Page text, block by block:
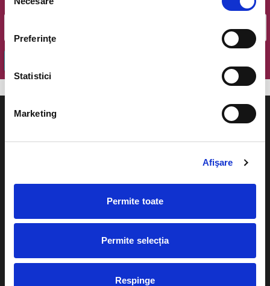
consimțământului
Preferinţe
Statistici
Marketing
Afişare
Permite toate
Permite selecția
Respinge
Email
Cum comand bilete?
eBilet printat acasa
Pentru copii